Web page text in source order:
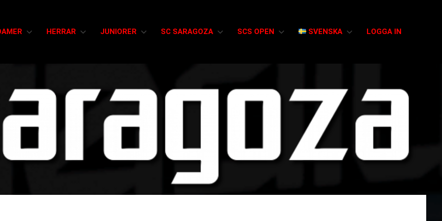
HERRAR JUNIORER SC SARAGOZA SCS OPEN SVENSKA LOGGA IN